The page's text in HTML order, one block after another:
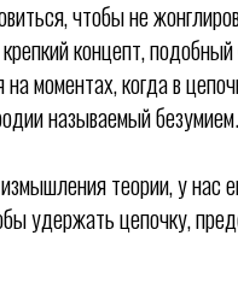
чтобы не
концепт,
моментах, когда в
называемый безумием.
теории, у нас
удержать цепочку,